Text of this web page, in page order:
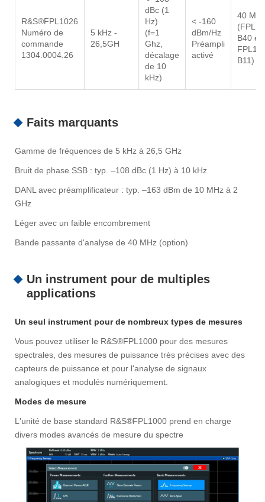
R&S®FPL1026
Numéro de
commande
1304.0004.26
5 kHz -
26,5GH
dBc (1
Hz)
(f=1
Ghz,
décalage
de 10
kHz)
< -160
dBm/Hz
Préampli
activé
40
(FPL1-
B40 et
FPL1-
B11)
Faits marquants
Gamme de fréquences de 5 kHz à 26,5 GHz
Bruit de phase SSB : typ. –108 dBc (1 Hz) à 10 kHz
DANL avec préamplificateur : typ. –163 dBm de 10 MHz à 2
GHz
Léger avec un faible encombrement
Bande passante d'analyse de 40 MHz (option)
Un instrument pour de multiples
applications
Un seul instrument pour de nombreux types de mesures
Vous pouvez utiliser le R&S®FPL1000 pour des mesures
spectrales, des mesures de puissance très précises avec des
capteurs de puissance et pour l'analyse de signaux
analogiques et modulés numériquement.
Modes de mesure
L'unité de base standard R&S®FPL1000 prend en charge
divers modes avancés de mesure du spectre